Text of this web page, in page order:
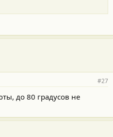
#27
до 80 градусов не